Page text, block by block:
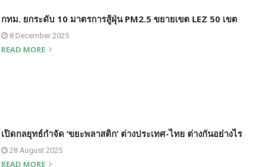
กทม. ยกระดับ 10 มาตรการสู้ฝุ่น PM2.5 ขยายเขต LEZ 50 เขต
8 December 2025
READ MORE
เปิดกลยุทธ์กำจัด ‘ขยะพลาสติก’ ต่างประเทศ-ไทย ต่างกันอย่างไร
28 August 2025
READ MORE